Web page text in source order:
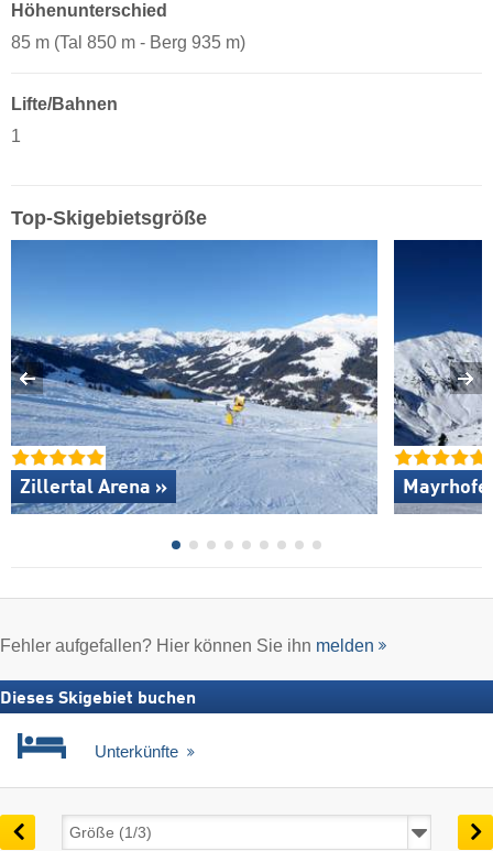
Höhenunterschied
85 m (Tal 850 m - Berg 935 m)
Lifte/Bahnen
1
Top-Skigebietsgröße
Zillertal Arena »
Fehler aufgefallen? Hier können Sie ihn melden
Dieses Skigebiet buchen
Unterkünfte